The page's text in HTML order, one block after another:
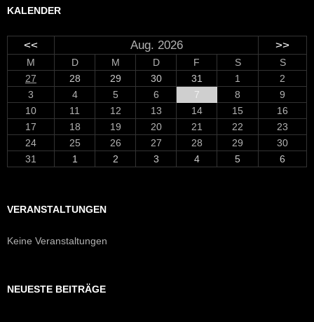
KALENDER
<< Aug. 2026 >>
M D M D F S
S
27
28 29 30 31 1
2
3
4 5 6 7 8
9
10
11 12 13 14 15
16
17
18 19 20 21 22
23
24
25 26 27 28 29
30
31
1 2 3 4 5 6
VERANSTALTUNGEN
Keine Veranstaltungen
NEUESTE BEITRÄGE